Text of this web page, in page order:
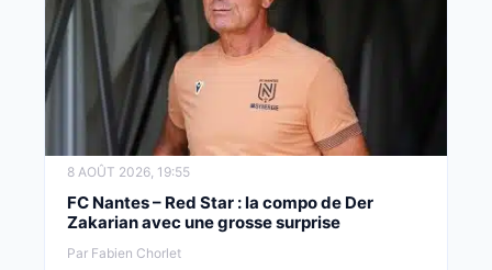
8 AOÛT 2026, 19:55
FC Nantes – Red Star : la compo de Der
Zakarian avec une grosse surprise
Par Fabien Chorlet